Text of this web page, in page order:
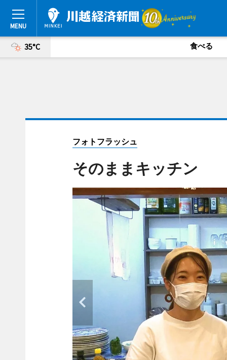
35°C 食べる
フォトフラッシュ
そのままキッチン